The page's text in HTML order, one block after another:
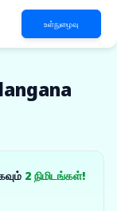
உள்நுழைவு
2 நிமிடங்கள்!